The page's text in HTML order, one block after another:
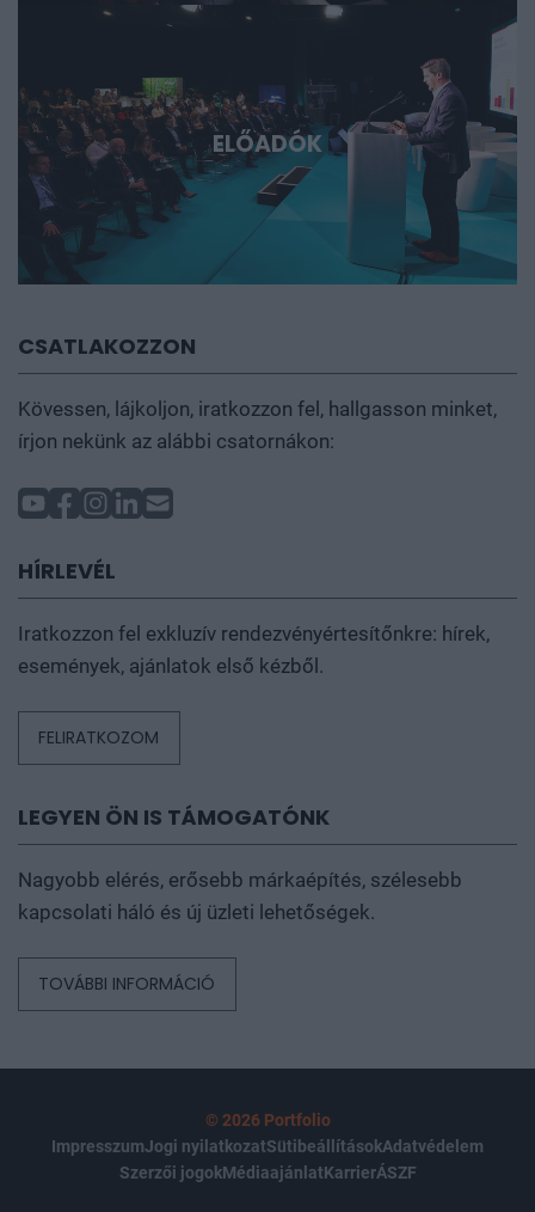
ELŐADÓK
CSATLAKOZZON
Kövessen, lájkoljon, iratkozzon fel, hallgasson minket,
írjon nekünk az alábbi csatornákon:
HÍRLEVÉL
Iratkozzon fel exkluzív rendezvényértesítőnkre: hírek,
események, ajánlatok első kézből.
FELIRATKOZOM
LEGYEN ÖN IS TÁMOGATÓNK
Nagyobb elérés, erősebb márkaépítés, szélesebb
kapcsolati háló és új üzleti lehetőségek.
TOVÁBBI INFORMÁCIÓ
© 2026 Portfolio
ImpresszumJogi nyilatkozatSütibeállításokAdatvédelem
Szerzői jogokMédiaajánlatKarrierÁSZF